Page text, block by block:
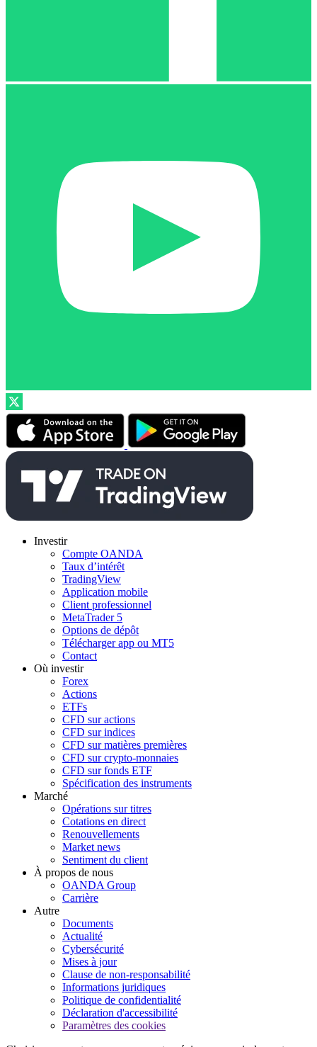
Investir
Compte OANDA
Taux d’intérêt
TradingView
Application mobile
Client professionnel
MetaTrader 5
Options de dépôt
Télécharger app ou MT5
Contact
Où investir
Forex
Actions
ETFs
CFD sur actions
CFD sur indices
CFD sur matières premières
CFD sur crypto-monnaies
CFD sur fonds ETF
Spécification des instruments
Marché
Opérations sur titres
Cotations en direct
Renouvellements
Market news
Sentiment du client
À propos de nous
OANDA Group
Carrière
Autre
Documents
Actualité
Cybersécurité
Mises à jour
Clause de non-responsabilité
Informations juridiques
Politique de confidentialité
Déclaration d'accessibilité
Paramètres des cookies